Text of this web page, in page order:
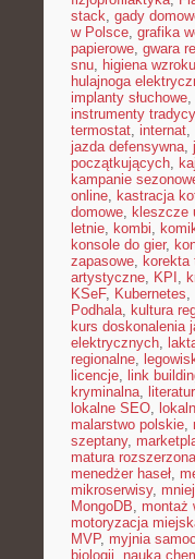
stack, gady
w Polsce, grafika
papierowe, gwara
snu, higiena wzroku
hulajnoga
implanty słuchowe,
instrumenty
termostat, internat,
jazda defensywna,
początkujących,
kampanie
online, kastracja
domowe, kleszcze
letnie, kombi,
konsole do gier,
zapasowe, korekta
artystyczne, KPI ,
KSeF, Kubernetes,
Podhala, kultura
kurs doskonalenia
elektrycznych,
regionalne,
licencje, link
kryminalna,
lokalne SEO,
malarstwo polskie,
szeptany,
matura rozszerzona
menedżer haseł,
mikroserwisy,
MongoDB, montaż
motoryzacja
MVP, myjnia
biologii, nauka